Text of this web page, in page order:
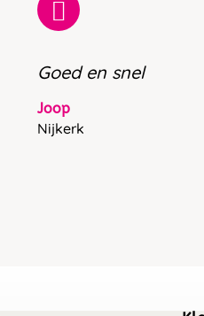
Goed en snel
Joop
Nijkerk